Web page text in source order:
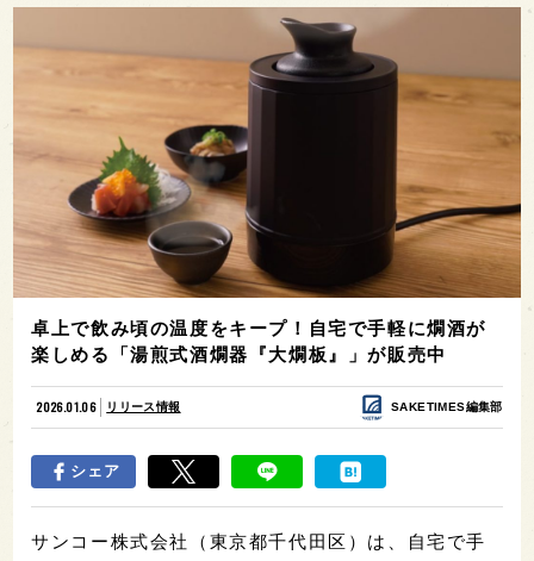
卓上で飲み頃の温度をキープ！自宅で手軽に燗酒が
楽しめる「湯煎式酒燗器『大燗板』」が販売中
2026.01.06 リリース情報 SAKETIMES編集部
シェア
サンコー株式会社（東京都千代田区）は、自宅で手